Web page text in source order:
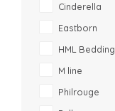
Cinderella
Eastborn
HML Bedding
M line
Philrouge